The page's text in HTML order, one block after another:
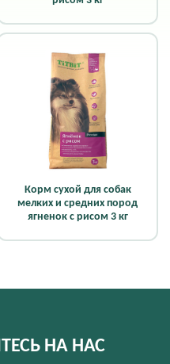
Корм сухой для собак
мелких и средних пород
ягненок с рисом 3 кг
НА НАС